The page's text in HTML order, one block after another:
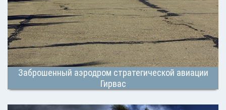
Заброшенный аэродром стратегической авиации
Гирвас